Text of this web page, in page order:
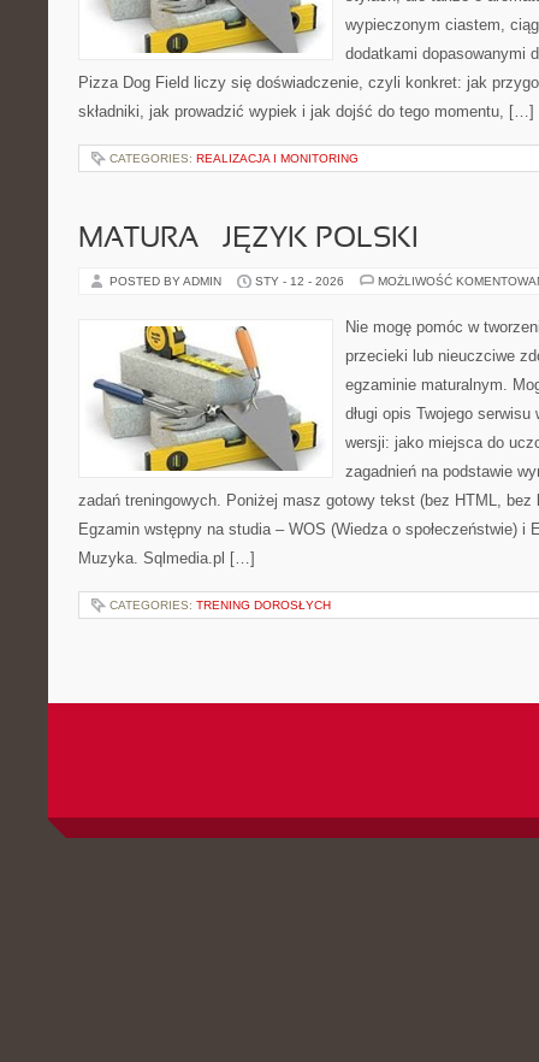
wypieczonym ciastem,
dodatkami dopasowanymi
Pizza Dog Field liczy się doświadczenie, czyli konkret: jak
składniki, jak prowadzić wypiek i jak dojść do tego momentu, […]
CATEGORIES: REALIZACJA I MONITORING
MATURA – JĘZYK POLSKI
POSTED BY ADMIN STY - 12 - 2026 MOŻLIWOŚĆ
Nie mogę pomóc w
przecieki lub nieuczciwe
egzaminie maturalnym.
długi opis Twojego
wersji: jako miejsca do
zagadnień na podstawie
zadań treningowych. Poniżej masz gotowy tekst (bez HTML, bez
Egzamin wstępny na studia – WOS (Wiedza o społeczeństwie) i
Muzyka. Sqlmedia.pl […]
CATEGORIES: TRENING DOROSŁYCH